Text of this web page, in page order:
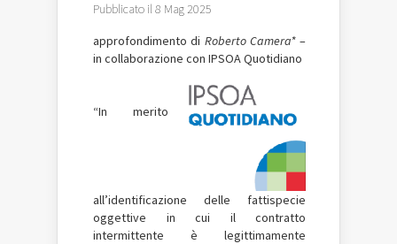
Pubblicato il 8 Mag 2025
approfondimento di Roberto Camera*–
in collaborazione con IPSOA Quotidiano
“In merito
all’identificazione delle fattispecie
oggettive in cui il contratto
intermittente è legittimamente